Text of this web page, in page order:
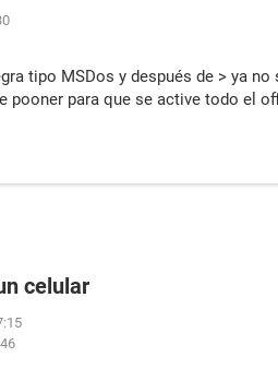
tipo MSDos y después de > ya no
pooner para que se active todo el
celular